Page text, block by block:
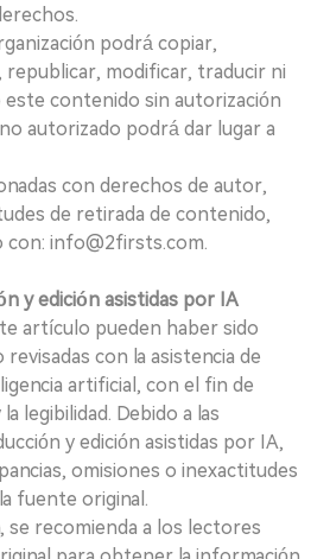
podrá copiar,
modificar, traducir ni
contenido sin autorización
autorizado podrá dar lugar a
con derechos de autor,
de retirada de contenido,
con: info@2firsts.com.
y edición asistidas por IA
artículo pueden haber sido
con la asistencia de
artificial, con el fin de
legibilidad. Debido a las
y edición asistidas por IA,
omisiones o inexactitudes
fuente original.
se recomienda a los lectores